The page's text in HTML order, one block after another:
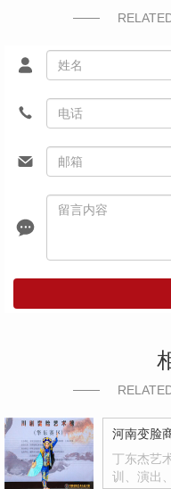
河南变脸
丁东杰艺
训、演出